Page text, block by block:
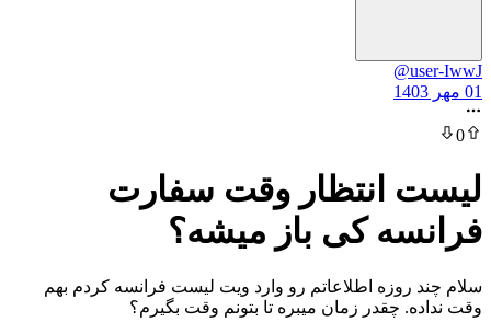
انتظار وقت سفارت
کی باز میشه؟
اطلاعاتم رو وارد ویت لیست فرانسه کردم بهم
چقدر زمان میبره تا بتونم وقت بگیرم؟